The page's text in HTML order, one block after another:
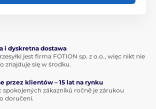
i dyskretna dostawa
jest firma FOTION sp. z o.o., więc nikt nie
znajduje się w środku.
przez klientów – 15 lat na rynku
spokojených zákazníků ročně je zárukou
doručení.